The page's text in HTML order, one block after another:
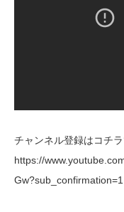
チャンネル登録はコチラ
https://
Gw?sub_confirmation=1